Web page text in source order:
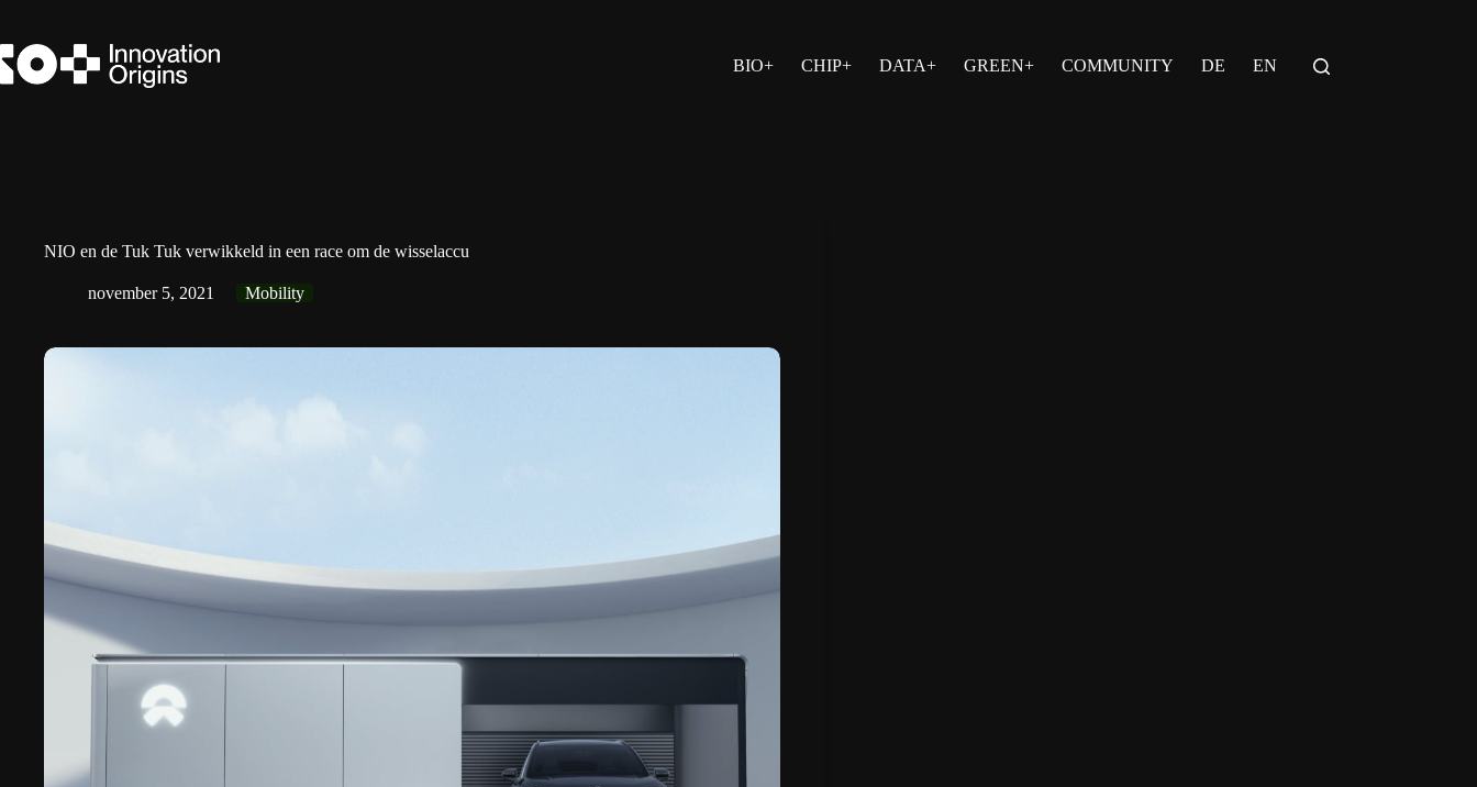
de
inhoud
BIO+ CHIP+ DATA+ GREEN+ COMMUNITY DE EN
NIO en de Tuk Tuk verwikkeld in een race om de wisselaccu
november 5, 2021 Mobility